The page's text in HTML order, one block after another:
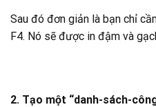
Sau đó đơn giản là bạn chỉ
F4. Nó sẽ được in đậm và
2. Tạo một “danh-sách-